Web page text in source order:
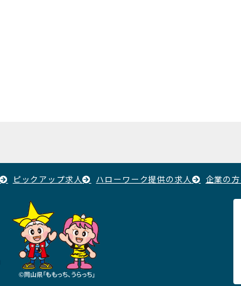
ピックアップ求人 ハローワーク提供の求人 企業の